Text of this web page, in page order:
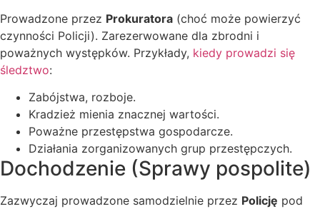
Prowadzone przez Prokuratora (choć może powierzyć
czynności Policji). Zarezerwowane dla zbrodni i
poważnych występków. Przykłady, kiedy prowadzi się
śledztwo:
Zabójstwa, rozboje.
Kradzież mienia znacznej wartości.
Poważne przestępstwa gospodarcze.
Działania zorganizowanych grup przestępczych.
Dochodzenie (Sprawy pospolite)
Zazwyczaj prowadzone samodzielnie przez Policję pod